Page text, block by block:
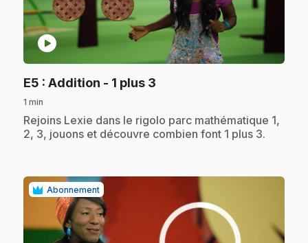
play_circle
E5 : Addition - 1 plus 3
1 min
.Rejoins Lexie dans le rigolo parc mathématique 1,
2, 3, jouons et découvre combien font 1 plus 3.
Abonnement